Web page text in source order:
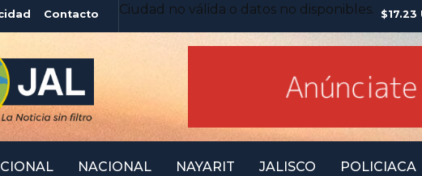
Contacto Ciudad no válida o datos no disponibles. $17.23
NACIONAL NAYARIT JALISCO POLICIACA